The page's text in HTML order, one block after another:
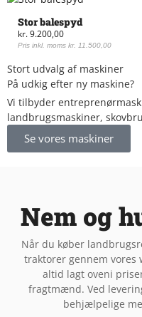
Stor balespyd
kr.9.200,00
Pris inkl. moms kr. 11.500,00
Stort udvalg af maskiner
På udkig efter ny maskine?
Vi tilbyder
landbrugsmaskiner,
Se vores maskiner
Nem og
Når du køber
traktorer gennem
altid lagt oveni
fragtmænd. Ved
behjælpelige